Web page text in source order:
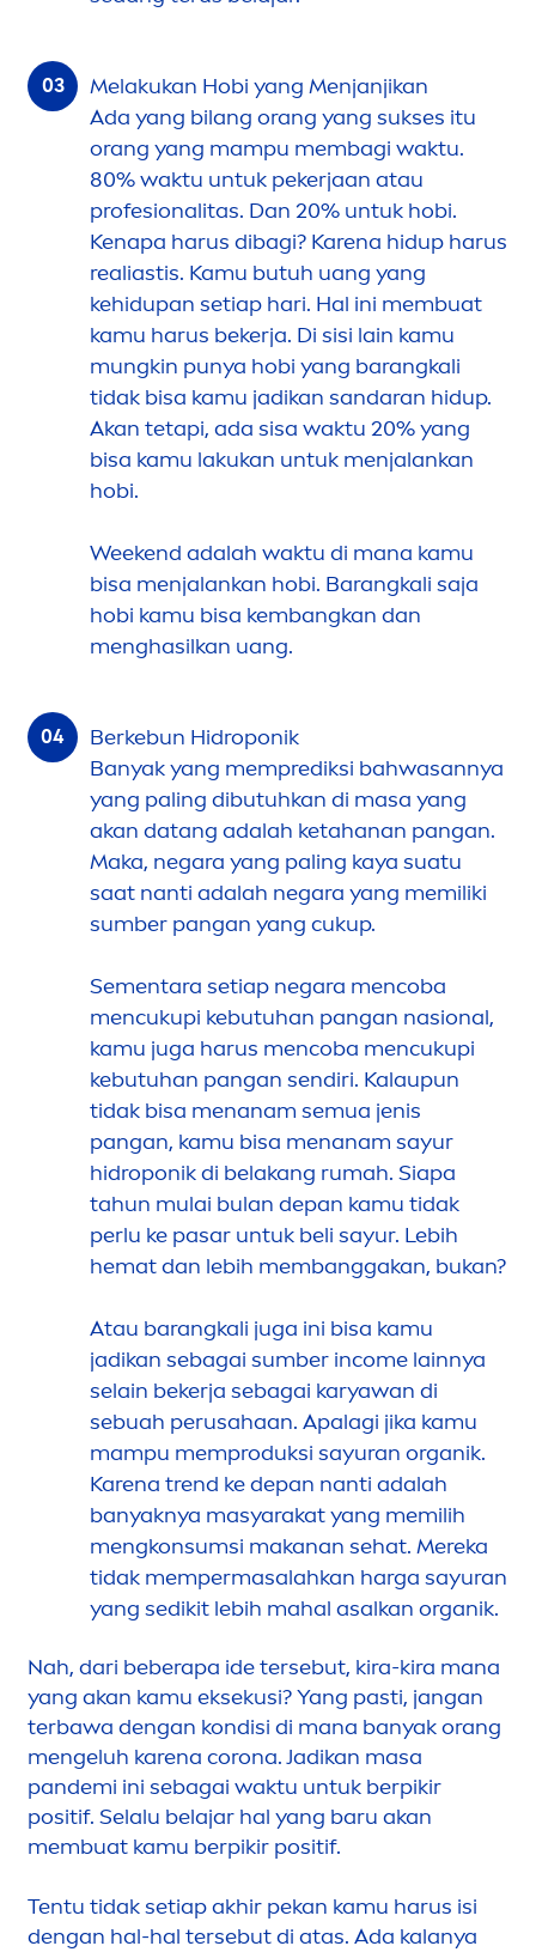
Melakukan Hobi yang Menjanjikan
Ada yang bilang orang yang sukses itu
orang yang mampu membagi waktu.
80% waktu untuk pekerjaan atau
profesionalitas. Dan 20% untuk hobi.
Kenapa harus dibagi? Karena hidup harus
realiastis. Kamu butuh uang yang
kehidupan setiap hari. Hal ini membuat
kamu harus bekerja. Di sisi lain kamu
mungkin punya hobi yang barangkali
tidak bisa kamu jadikan sandaran hidup.
Akan tetapi, ada sisa waktu 20% yang
bisa kamu lakukan untuk menjalankan
hobi.
Weekend adalah waktu di mana kamu
bisa menjalankan hobi. Barangkali saja
hobi kamu bisa kembangkan dan
menghasilkan uang.
Berkebun Hidroponik
Banyak yang memprediksi bahwasannya
yang paling dibutuhkan di masa yang
akan datang adalah ketahanan pangan.
Maka, negara yang paling kaya suatu
saat nanti adalah negara yang memiliki
sumber pangan yang cukup.
Sementara setiap negara mencoba
mencukupi kebutuhan pangan nasional,
kamu juga harus mencoba mencukupi
kebutuhan pangan sendiri. Kalaupun
tidak bisa menanam semua jenis
pangan, kamu bisa menanam sayur
hidroponik di belakang rumah. Siapa
tahun mulai bulan depan kamu tidak
perlu ke pasar untuk beli sayur. Lebih
hemat dan lebih membanggakan, bukan?
Atau barangkali juga ini bisa kamu
jadikan sebagai sumber income lainnya
selain bekerja sebagai karyawan di
sebuah perusahaan. Apalagi jika kamu
mampu memproduksi sayuran organik.
Karena trend ke depan nanti adalah
banyaknya masyarakat yang memilih
mengkonsumsi makanan sehat. Mereka
tidak mempermasalahkan harga sayuran
yang sedikit lebih mahal asalkan organik.
Nah, dari beberapa ide tersebut, kira-kira mana
yang akan kamu eksekusi? Yang pasti, jangan
terbawa dengan kondisi di mana banyak orang
mengeluh karena corona. Jadikan masa
pandemi ini sebagai waktu untuk berpikir
positif. Selalu belajar hal yang baru akan
membuat kamu berpikir positif.
Tentu tidak setiap akhir pekan kamu harus isi
dengan hal-hal tersebut di atas. Ada kalanya